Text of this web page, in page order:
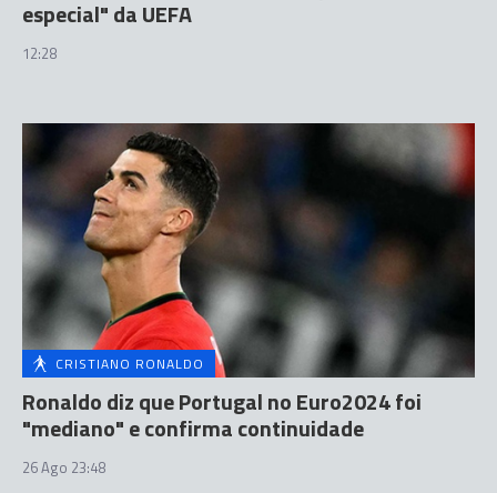
especial" da UEFA
12:28
CRISTIANO RONALDO
Ronaldo diz que Portugal no Euro2024 foi
"mediano" e confirma continuidade
26 Ago 23:48